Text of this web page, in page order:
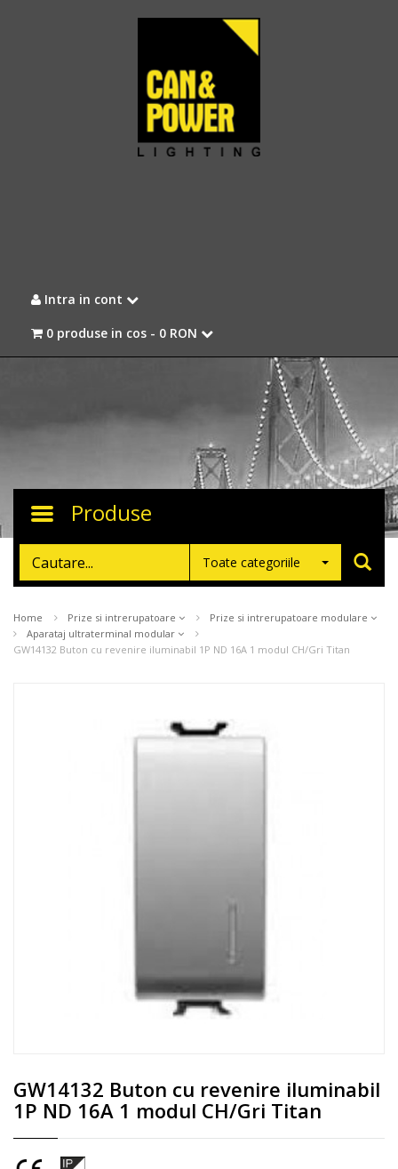
Intra in cont
0 produse in cos - 0 RON
Toggle
Produse
Toate categoriile
Home Prize si intrerupatoare
Prize si intrerupatoare modulare
Aparataj ultraterminal modular
GW14132 Buton cu revenire iluminabil 1P ND 16A 1 modul CH/Gri Titan
GW14132 Buton cu revenire iluminabil
1P ND 16A 1 modul CH/Gri Titan